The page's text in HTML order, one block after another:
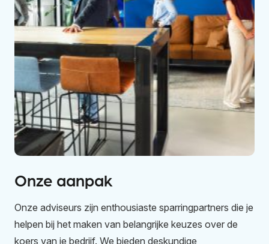
Onze aanpak
Onze adviseurs zijn enthousiaste sparringpartners die je
helpen bij het maken van belangrijke keuzes over de
koers van je bedrijf. We bieden deskundige